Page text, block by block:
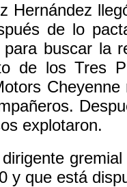
Hernández
de lo
buscar la
de los Tres
explotaron.
y que está